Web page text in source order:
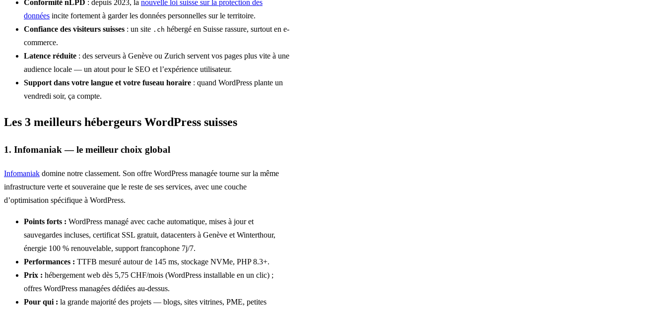
Conformité nLPD : depuis 2023, la nouvelle loi suisse sur la protection des
données incite fortement à garder les données personnelles sur le territoire.
Confiance des visiteurs suisses : un site .ch hébergé en Suisse rassure, surtout en e-
commerce.
Latence réduite : des serveurs à Genève ou Zurich servent vos pages plus vite à une
audience locale — un atout pour le SEO et l’expérience utilisateur.
Support dans votre langue et votre fuseau horaire : quand WordPress plante un
vendredi soir, ça compte.
Les 3 meilleurs hébergeurs WordPress suisses
1. Infomaniak — le meilleur choix global
Infomaniak domine notre classement. Son offre WordPress managée tourne sur la même
infrastructure verte et souveraine que le reste de ses services, avec une couche
d’optimisation spécifique à WordPress.
Points forts : WordPress managé avec cache automatique, mises à jour et
sauvegardes incluses, certificat SSL gratuit, datacenters à Genève et Winterthour,
énergie 100 % renouvelable, support francophone 7j/7.
Performances : TTFB mesuré autour de 145 ms, stockage NVMe, PHP 8.3+.
Prix : hébergement web dès 5,75 CHF/mois (WordPress installable en un clic) ;
offres WordPress managées dédiées au-dessus.
Pour qui : la grande majorité des projets — blogs, sites vitrines, PME, petites